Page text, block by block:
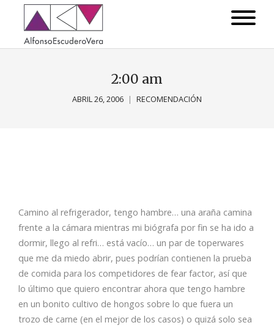
2:00 am
ABRIL 26, 2006 RECOMENDACIÓN
Camino al refrigerador, tengo hambre… una araña camina
frente a la cámara mientras mi biógrafa por fin se ha ido a
dormir, llego al refri… está vacío… un par de toperwares
que me da miedo abrir, pues podrían contienen la prueba
de comida para los competidores de fear factor, así que
lo último que quiero encontrar ahora que tengo hambre
en un bonito cultivo de hongos sobre lo que fuera un
trozo de carne (en el mejor de los casos) o quizá solo sea